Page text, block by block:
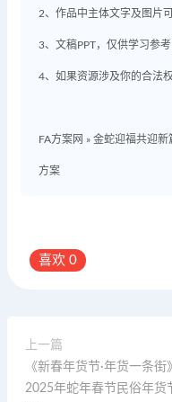
2、作品中主体文字及图片
3、文稿PPT，仅供学习参
4、如果资源涉及你的合法
FA方案网 » 金蛇迎福共迎新
方案
喜欢 0
上一篇
《新春年货节·年货一条街》
2025年蛇年春节民俗年货